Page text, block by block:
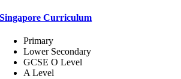
Singapore Curriculum
Primary
Lower Secondary
GCSE O Level
A Level